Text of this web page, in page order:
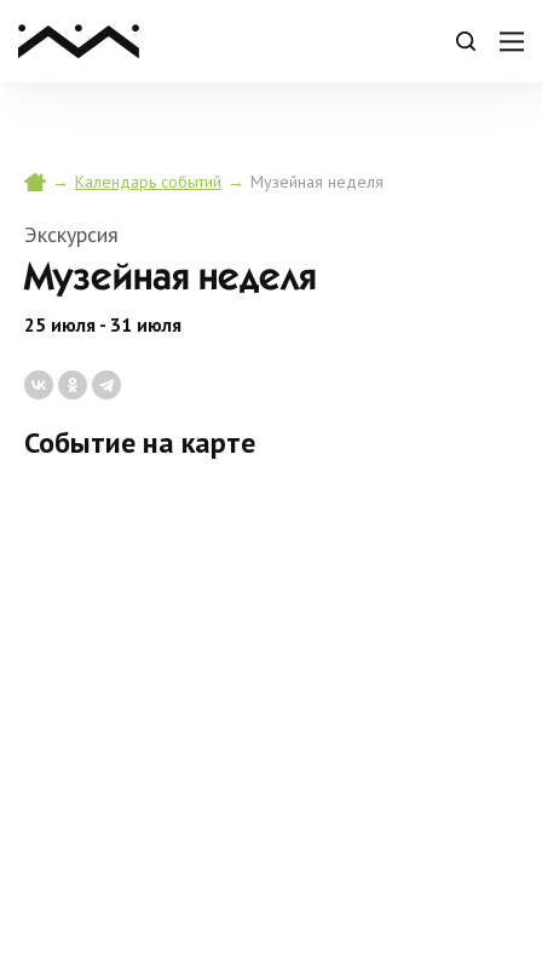
→ Календарь событий → Музейная неделя
Экскурсия
Музейная неделя
25 июля - 31 июля
Событие на карте